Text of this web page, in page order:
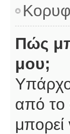
Πώς
μου;
από το
μπορεί